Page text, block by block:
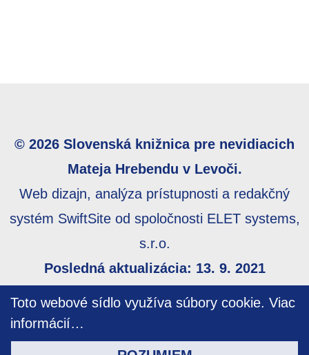
Toto webové sídlo využíva súbory cookie. Viac
informácií…
© 2026 Slovenská knižnica pre nevidiacich
Mateja Hrebendu v Levoči.
Web dizajn, analýza prístupnosti a redakčný
systém SwiftSite od spoločnosti ELET systems,
s.r.o.
Posledná aktualizácia: 13. 9. 2021
prístupnosti